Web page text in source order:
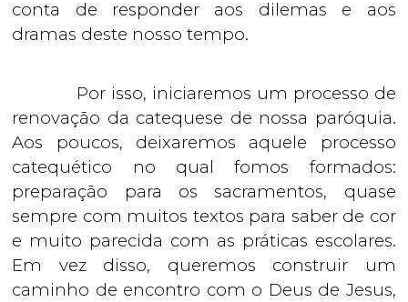
conta de responder aos dilemas e aos
dramas deste nosso tempo.
Por isso, iniciaremos um processo de
renovação da catequese de nossa paróquia.
Aos poucos, deixaremos aquele processo
catequético no qual fomos formados:
preparação para os sacramentos, quase
sempre com muitos textos para saber de cor
e muito parecida com as práticas escolares.
Em vez disso, queremos construir um
caminho de encontro com o Deus de Jesus,